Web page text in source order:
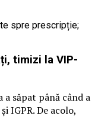
spre prescripție;
timizi la VIP-
săpat până când a
IGPR. De acolo,